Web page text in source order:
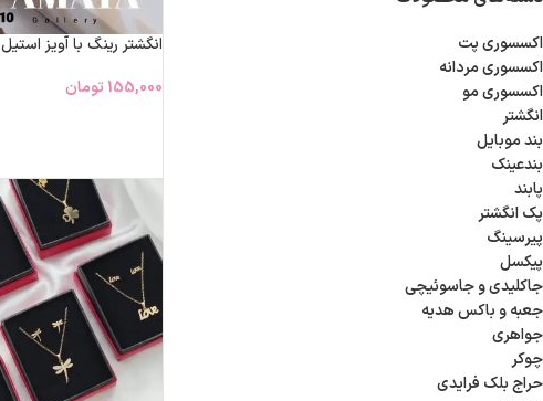
اکسسوری پت
اکسسوری مردانه
اکسسوری مو
انگشتر
بند موبایل
بندعینک
پابند
پک انگشتر
پیرسینگ
پیکسل
جاکلیدی و جاسوئیچی
جعبه و باکس هدیه
جواهری
چوکر
حراج بلک فرایدی
انگشتر رینگ با آویز استیل
155,000 تومان